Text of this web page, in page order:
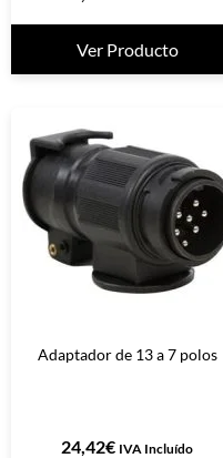
Ver Producto
Adaptador de 13 a 7 polos
24,42€ IVA Incluído